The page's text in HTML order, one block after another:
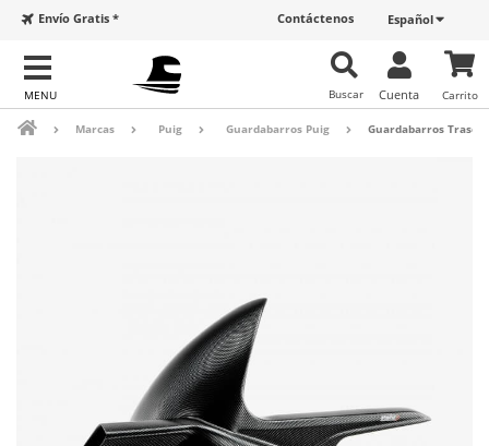
Español
Contáctenos
Envío Gratis *
Carrito
Cuenta
Buscar
Marcas Puig Guardabarros Puig Guardabarros